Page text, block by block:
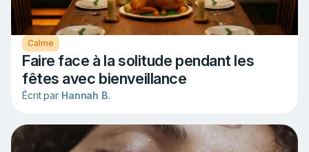
Calme
Faire face à la solitude pendant les
fêtes avec bienveillance
Écrit par Hannah B.